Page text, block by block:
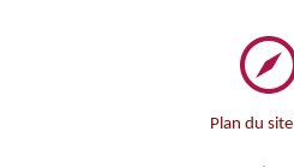
Plan du